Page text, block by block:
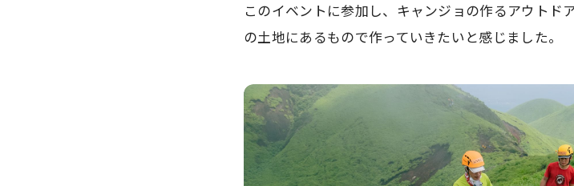
このイベントに参加し、キャンジョの作るアウトド
の土地にあるもので作っていきたいと感じました。